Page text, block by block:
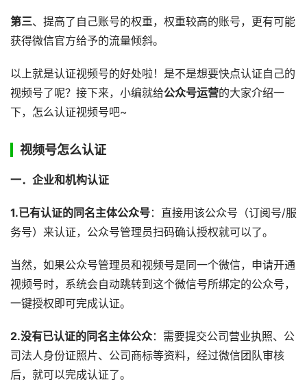
第三、提高了自己账号的权重，权重较高的账号，更有可能
获得微信官方给予的流量倾斜。
以上就是认证视频号的好处啦！是不是想要快点认证自己的
视频号了呢？接下来，小编就给公众号运营的大家介绍一
下，怎么认证视频号吧~
视频号怎么认证
一．企业和机构认证
1.已有认证的同名主体公众号：直接用该公众号（订阅号/服
务号）来认证，公众号管理员扫码确认授权就可以了。
当然，如果公众号管理员和视频号是同一个微信，申请开通
视频号时，系统会自动跳转到这个微信号所绑定的公众号，
一键授权即可完成认证。
2.没有已认证的同名主体公众：需要提交公司营业执照、公
司法人身份证照片、公司商标等资料，经过微信团队审核
后，就可以完成认证了。